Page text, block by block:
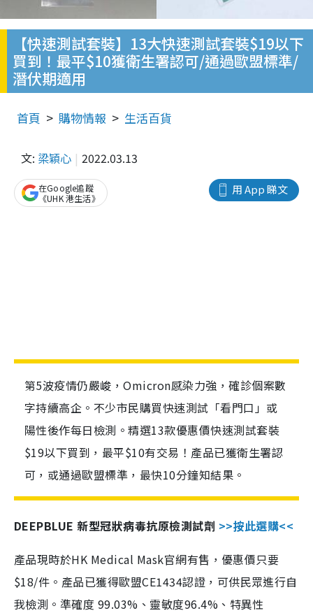
【快速測試套裝】13大快速測試套裝$19以下
買到！最平$10獲衛生署認可/通過歐盟標準/
潛伏期適用
首頁 購物情報 生活百貨
文: 梁穎心 2022.03.13
用 App 睇文
在Google追蹤
《UHK 港生活》
第5波疫情仍嚴峻，Omicron感染力強，確診個案數
字持續高企。不少市民購買快速測試「看門口」或
陽性後作每日檢測。精選13款優惠價快速測試套裝
$19以下買到，最平$10有交易！產品已獲衛生署認
可，或通過歐盟標準，最快10分鐘知結果。
DEEPBLUE 新型冠狀病毒抗原檢測試劑 >>按此選購<<
產品現時於HK Medical Mask官網有售，優惠價只要
$18/件。產品已獲得歐盟CE1434認證，可供民眾進行自
我檢測。準確度 99.03%、靈敏度96.4%、特異性